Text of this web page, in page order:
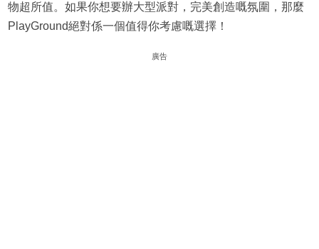
物超所值。如果你想要辦大型派對，完美創造嘅氛圍，那麼
PlayGround絕對係一個值得你考慮嘅選擇！
廣告